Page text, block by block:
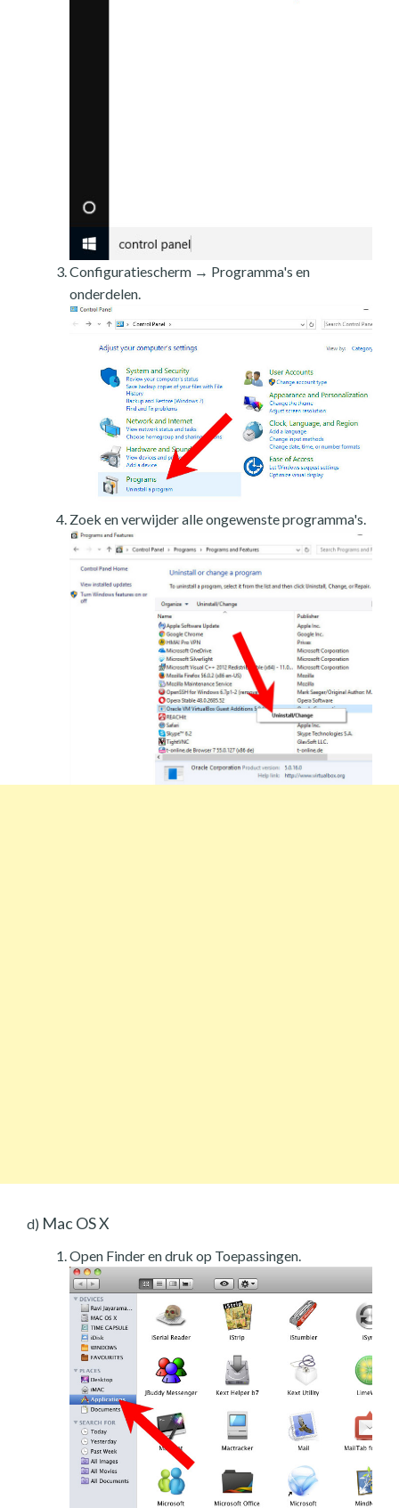
Configuratiescherm → Programma's en
onderdelen.
Zoek en verwijder alle ongewenste programma's.
d) Mac OS X
Open Finder en druk op Toepassingen.